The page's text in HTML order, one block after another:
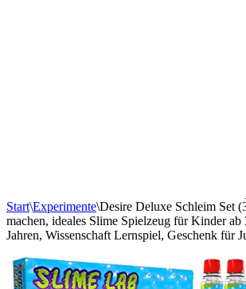
Start\Experimente\Desire Deluxe Schleim Set
machen, ideales Slime Spielzeug für Kinder ab
Jahren, Wissenschaft Lernspiel, Geschenk für